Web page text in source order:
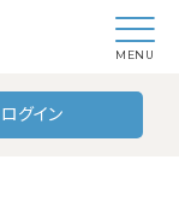
MENU
ログイン